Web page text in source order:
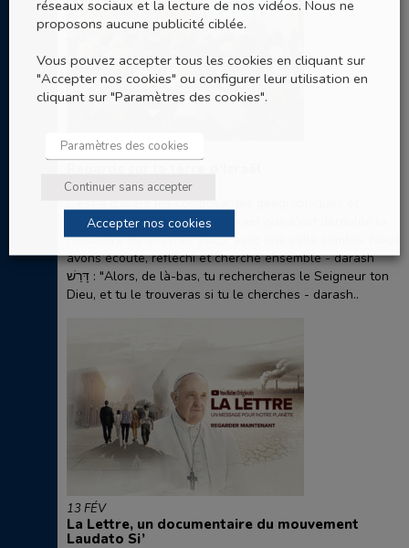
13 FÉV
historiques de cette terre d'Israël que s'est déroulée la
rencontre du 5 février 2023, avec une salle comble. Nous
avons écouté, réfléchi et cherché ensemble - darash
דָּרַשׁ : "Alors, de là-bas, tu rechercheras le Seigneur ton
Dieu, et tu le trouveras si tu le cherches - darash..
13 FÉV
La Lettre, un documentaire du mouvement
Laudato Si’
réseaux sociaux et la lecture de nos vidéos. Nous ne
proposons aucune publicité ciblée.
Vous pouvez accepter tous les cookies en cliquant sur
"Accepter nos cookies" ou configurer leur utilisation en
cliquant sur "Paramètres des cookies".
Paramètres des cookies
Continuer sans accepter
Accepter nos cookies